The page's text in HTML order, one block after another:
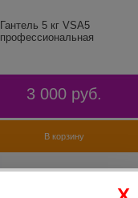
Гантель 5 кг VSA5
профессиональная
3 000 руб.
В корзину